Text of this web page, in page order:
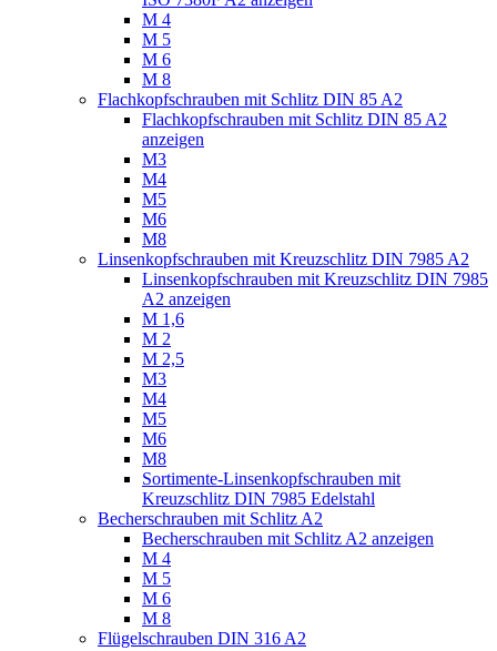
M 4
M 5
M 6
M 8
Flachkopfschrauben mit Schlitz DIN 85 A2
Flachkopfschrauben mit Schlitz DIN 85 A2
anzeigen
M3
M4
M5
M6
M8
Linsenkopfschrauben mit Kreuzschlitz DIN 7985 A2
Linsenkopfschrauben mit Kreuzschlitz DIN 7985
A2 anzeigen
M 1,6
M 2
M 2,5
M3
M4
M5
M6
M8
Sortimente-Linsenkopfschrauben mit
Kreuzschlitz DIN 7985 Edelstahl
Becherschrauben mit Schlitz A2
Becherschrauben mit Schlitz A2 anzeigen
M 4
M 5
M 6
M 8
Flügelschrauben DIN 316 A2